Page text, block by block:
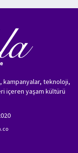
kampanyalar, teknoloji,
içeren yaşam kültürü